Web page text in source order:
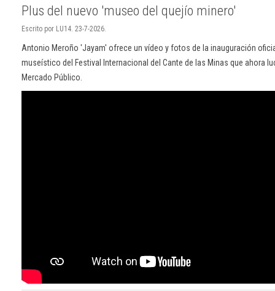
Plus del nuevo 'museo del quejío minero'
Escrito por LU14. 23-7-2026.
Antonio Meroño 'Jayam' ofrece un vídeo y fotos de la inauguración
museístico del Festival Internacional del Cante de las Minas que ahora
Mercado Público.